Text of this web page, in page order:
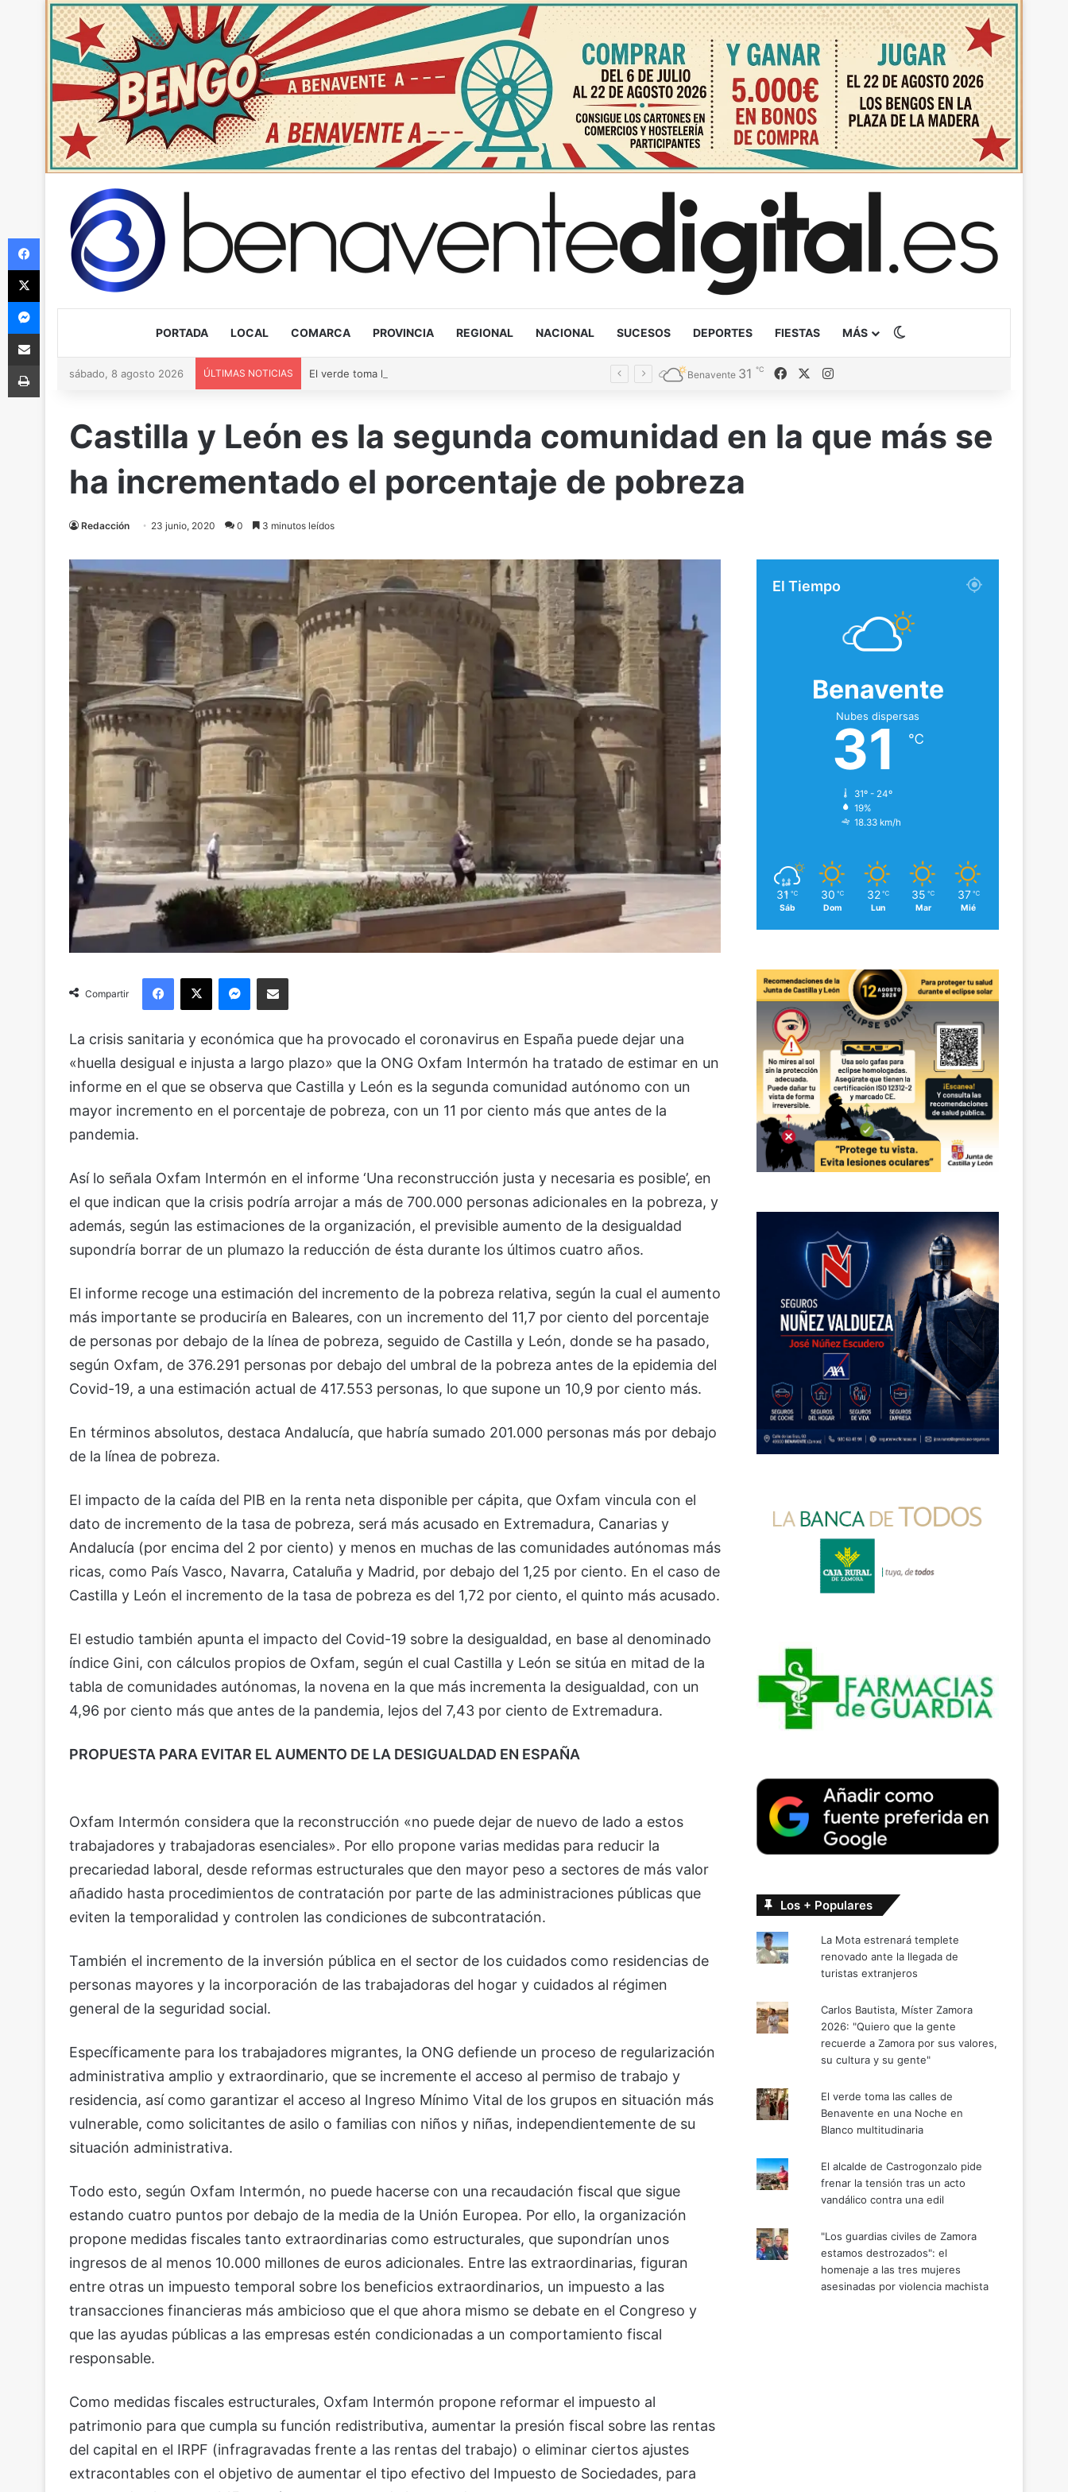
PORTADA LOCAL COMARCA PROVINCIA REGIONAL NACIONAL SUCESOS DEPORTES FIESTAS MÁS
sábado, 8 agosto 2026 ÚLTIMAS NOTICIAS Benavente 31 ℃ FacebookInstagram
Castilla y León es la segunda comunidad en la que más se
ha incrementado el porcentaje de pobreza
Redacción 23 junio, 2020 0 3 minutos leídos
Compartir
Facebook
X Messenger
Compartir via Email
La crisis sanitaria y económica que ha provocado el coronavirus en España puede dejar una
«huella desigual e injusta a largo plazo» que la ONG Oxfam Intermón ha tratado de estimar en un
informe en el que se observa que Castilla y León es la segunda comunidad autónomo con un
mayor incremento en el porcentaje de pobreza, con un 11 por ciento más que antes de la
pandemia.
Así lo señala Oxfam Intermón en el informe ‘Una reconstrucción justa y necesaria es posible’, en
el que indican que la crisis podría arrojar a más de 700.000 personas adicionales en la pobreza, y
además, según las estimaciones de la organización, el previsible aumento de la desigualdad
supondría borrar de un plumazo la reducción de ésta durante los últimos cuatro años.
El informe recoge una estimación del incremento de la pobreza relativa, según la cual el aumento
más importante se produciría en Baleares, con un incremento del 11,7 por ciento del porcentaje
de personas por debajo de la línea de pobreza, seguido de Castilla y León, donde se ha pasado,
según Oxfam, de 376.291 personas por debajo del umbral de la pobreza antes de la epidemia del
Covid-19, a una estimación actual de 417.553 personas, lo que supone un 10,9 por ciento más.
En términos absolutos, destaca Andalucía, que habría sumado 201.000 personas más por debajo
de la línea de pobreza.
El impacto de la caída del PIB en la renta neta disponible per cápita, que Oxfam vincula con el
dato de incremento de la tasa de pobreza, será más acusado en Extremadura, Canarias y
Andalucía (por encima del 2 por ciento) y menos en muchas de las comunidades autónomas más
ricas, como País Vasco, Navarra, Cataluña y Madrid, por debajo del 1,25 por ciento. En el caso de
Castilla y León el incremento de la tasa de pobreza es del 1,72 por ciento, el quinto más acusado.
El estudio también apunta el impacto del Covid-19 sobre la desigualdad, en base al denominado
índice Gini, con cálculos propios de Oxfam, según el cual Castilla y León se sitúa en mitad de la
tabla de comunidades autónomas, la novena en la que más incrementa la desigualdad, con un
4,96 por ciento más que antes de la pandemia, lejos del 7,43 por ciento de Extremadura.
PROPUESTA PARA EVITAR EL AUMENTO DE LA DESIGUALDAD EN ESPAÑA
Oxfam Intermón considera que la reconstrucción «no puede dejar de nuevo de lado a estos
trabajadores y trabajadoras esenciales». Por ello propone varias medidas para reducir la
precariedad laboral, desde reformas estructurales que den mayor peso a sectores de más valor
añadido hasta procedimientos de contratación por parte de las administraciones públicas que
eviten la temporalidad y controlen las condiciones de subcontratación.
También el incremento de la inversión pública en el sector de los cuidados como residencias de
personas mayores y la incorporación de las trabajadoras del hogar y cuidados al régimen
general de la seguridad social.
Específicamente para los trabajadores migrantes, la ONG defiende un proceso de regularización
administrativa amplio y extraordinario, que se incremente el acceso al permiso de trabajo y
residencia, así como garantizar el acceso al Ingreso Mínimo Vital de los grupos en situación más
vulnerable, como solicitantes de asilo o familias con niños y niñas, independientemente de su
situación administrativa.
Todo esto, según Oxfam Intermón, no puede hacerse con una recaudación fiscal que sigue
estando cuatro puntos por debajo de la media de la Unión Europea. Por ello, la organización
propone medidas fiscales tanto extraordinarias como estructurales, que supondrían unos
ingresos de al menos 10.000 millones de euros adicionales. Entre las extraordinarias, figuran
entre otras un impuesto temporal sobre los beneficios extraordinarios, un impuesto a las
transacciones financieras más ambicioso que el que ahora mismo se debate en el Congreso y
que las ayudas públicas a las empresas estén condicionadas a un comportamiento fiscal
responsable.
Como medidas fiscales estructurales, Oxfam Intermón propone reformar el impuesto al
patrimonio para que cumpla su función redistributiva, aumentar la presión fiscal sobre las rentas
del capital en el IRPF (infragravadas frente a las rentas del trabajo) o eliminar ciertos ajustes
extracontables con el objetivo de aumentar el tipo efectivo del Impuesto de Sociedades, para
El Tiempo
Benavente
Nubes dispersas
31 ℃
31º - 24º
19%
18.33 km/h
31 ℃
Sáb
30 ℃
Dom
32 ℃
Lun
35 ℃
Mar
37 ℃
Mié
Los + Populares
La Mota estrenará templete
renovado ante la llegada de
turistas extranjeros
Carlos Bautista, Míster Zamora
2026: "Quiero que la gente
recuerde a Zamora por sus valores,
su cultura y su gente"
El verde toma las calles de
Benavente en una Noche en
Blanco multitudinaria
El alcalde de Castrogonzalo pide
frenar la tensión tras un acto
vandálico contra una edil
"Los guardias civiles de Zamora
estamos destrozados": el
homenaje a las tres mujeres
asesinadas por violencia machista
Facebook
X
Messenger
Compartir via Email